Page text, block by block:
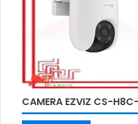
CAMERA EZVIZ CS-